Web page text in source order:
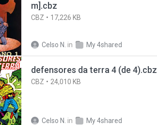
m].cbz
CBZ 17,226 KB
Celso N. in My 4shared
defensores da terra 4 (de 4).cbz
CBZ 24,010 KB
Celso N. in My 4shared